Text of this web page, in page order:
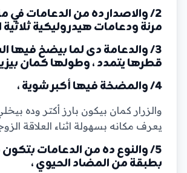
2/ والاصدار ده من الدعامات في
مرنة ودعامات هيدروليكية
3/ والدعامة دى لما بيضخ فيها
قطرها يتمدد ، وطولها كمان
4/ والمضخة فيها أكبر شوية ،
والزرار كمان بيكون بارز أكتر وده
يعرف مكانه بسهولة اثناء العلاقة
5/ والنوع ده من الدعامات
بطبقة من المضاد الحيوي ،